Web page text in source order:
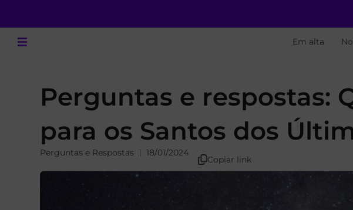
Em alta
Perguntas e respostas:
para os Santos dos
Perguntas e Respostas 18/01/2024
Copiar link